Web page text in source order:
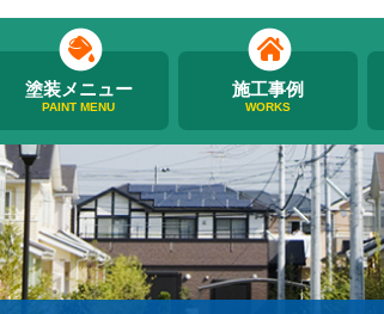
塗装メニュー
PAINT MENU
施工事例
WORKS